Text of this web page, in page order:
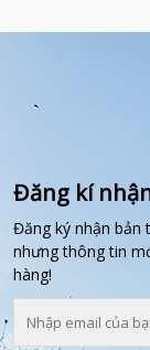
Đăng kí
Đăng ký nhận bản
nhưng thông tin
hàng!